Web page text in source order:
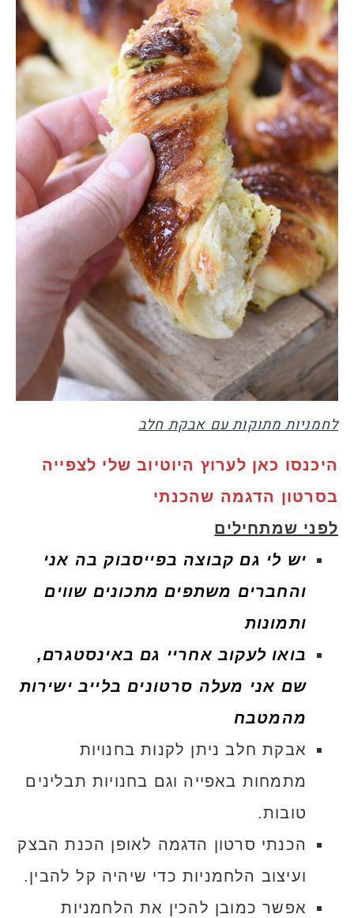
לחמניות מתוקות עם אבקת חלב
היכנסו כאן לערוץ היוטיוב שלי לצפייה
בסרטון הדגמה שהכנתי
לפני שמתחילים
יש לי גם קבוצה בפייסבוק בה אני
והחברים משתפים מתכונים שווים
ותמונות
בואו לעקוב אחריי גם באינסטגרם,
שם אני מעלה סרטונים בלייב ישירות
מהמטבח
אבקת חלב ניתן לקנות בחנויות
מתמחות באפייה וגם בחנויות תבלינים
טובות.
הכנתי סרטון הדגמה לאופן הכנת הבצק
ועיצוב הלחמניות כדי שיהיה קל להבין.
אפשר כמובן להכין את הלחמניות